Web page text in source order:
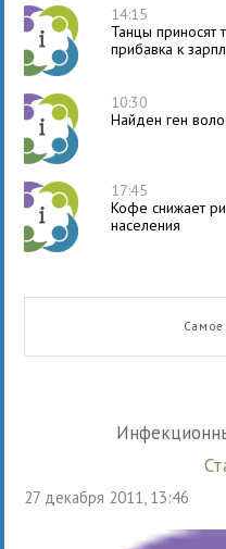
14:15
Танцы приносят
прибавка к
10:30
Найден ген
17:45
Кофе снижает
населения
Самое
27 декабря 2011, 13:46